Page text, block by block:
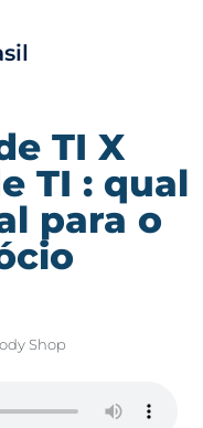
TI X
TI : qual
para o
Shop